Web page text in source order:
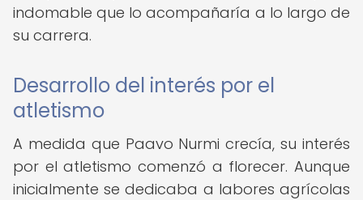
indomable que lo acompañaría a lo largo de
su carrera.
Desarrollo del interés por el
atletismo
A medida que Paavo Nurmi crecía, su interés
por el atletismo comenzó a florecer. Aunque
inicialmente se dedicaba a labores agrícolas